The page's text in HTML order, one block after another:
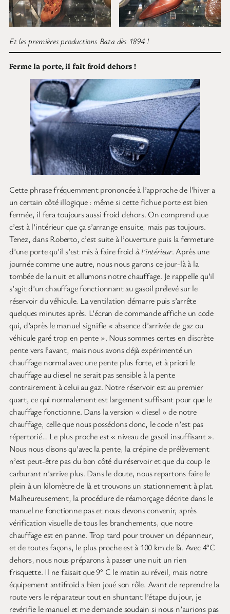
Et les premières productions Bata dès 1894 !
Ferme la porte, il fait froid dehors !
Cette phrase fréquemment prononcée à l’approche de l’hiver a
un certain côté illogique : même si cette fichue porte est bien
fermée, il fera toujours aussi froid dehors. On comprend que
c’est à l’intérieur que ça s’arrange ensuite, mais pas toujours.
Tenez, dans Roberto, c’est suite à l’ouverture puis la fermeture
d’une porte qu’il s’est mis à faire froid à l’intérieur. Après une
journée comme une autre, nous nous garons ce jour-là à la
tombée de la nuit et allumons notre chauffage. Je rappelle qu’il
s’agit d’un chauffage fonctionnant au gasoil prélevé sur le
réservoir du véhicule. La ventilation démarre puis s’arrête
quelques minutes après. L’écran de commande affiche un code
qui, d’après le manuel signifie « absence d’arrivée de gaz ou
véhicule garé trop en pente ». Nous sommes certes en discrète
pente vers l’avant, mais nous avons déjà expérimenté un
chauffage normal avec une pente plus forte, et à priori le
chauffage au diesel ne serait pas sensible à la pente
contrairement à celui au gaz. Notre réservoir est au premier
quart, ce qui normalement est largement suffisant pour que le
chauffage fonctionne. Dans la version « diesel » de notre
chauffage, celle que nous possédons donc, le code n’est pas
répertorié… Le plus proche est « niveau de gasoil insuffisant ».
Nous nous disons qu’avec la pente, la crépine de prélèvement
n’est peut-être pas du bon côté du réservoir et que du coup le
carburant n’arrive plus. Dans le doute, nous repartons faire le
plein à un kilomètre de là et trouvons un stationnement à plat.
Malheureusement, la procédure de réamorçage décrite dans le
manuel ne fonctionne pas et nous devons convenir, après
vérification visuelle de tous les branchements, que notre
chauffage est en panne. Trop tard pour trouver un dépanneur,
et de toutes façons, le plus proche est à 100 km de là. Avec 4°C
dehors, nous nous préparons à passer une nuit un rien
frisquette. Il ne faisait que 9° C le matin au réveil, mais notre
équipement antifroid a bien joué son rôle. Avant de reprendre la
route vers le réparateur tout en shuntant l’étape du jour, je
revérifie le manuel et me demande soudain si nous n’aurions pas